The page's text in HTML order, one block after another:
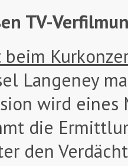
TV-
Langeney
wird
die
den